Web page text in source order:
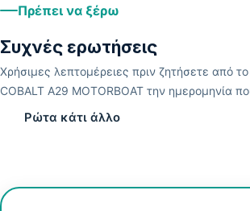
Πρέπει να ξέρω
Συχνές ερωτήσεις
Χρήσιμες λεπτομέρειες πριν ζητήσετε από
COBALT A29 MOTORBOAT την ημερομηνία
Ρώτα κάτι άλλο